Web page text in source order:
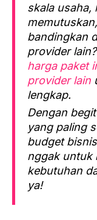
skala usaha,
bandingkan
provider
harga paket
provider lain
lengkap.
Dengan
yang paling
budget
nggak untuk
kebutuhan
ya!